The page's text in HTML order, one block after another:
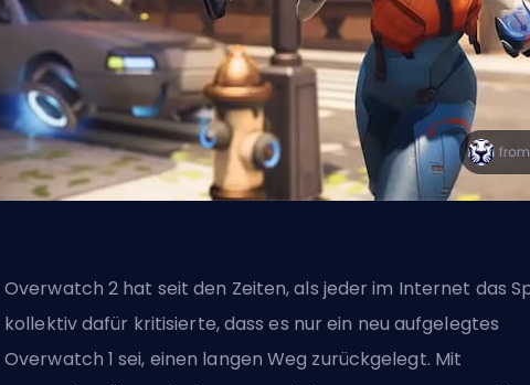
Overwatch 2 hat seit den Zeiten, als jeder im Internet das
kollektiv dafür kritisierte, dass es nur ein neu aufgelegtes
Overwatch 1 sei, einen langen Weg zurückgelegt. Mit